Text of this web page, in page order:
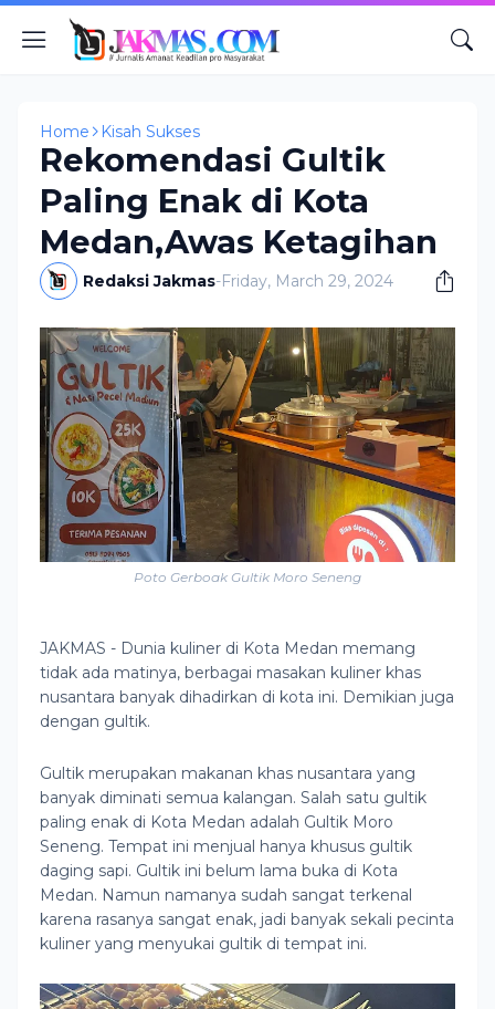
Home Kisah Sukses
Rekomendasi Gultik
Paling Enak di Kota
Medan,Awas Ketagihan
Redaksi Jakmas-Friday, March 29, 2024
Poto Gerboak Gultik Moro Seneng
JAKMAS - Dunia kuliner di Kota Medan memang
tidak ada matinya, berbagai masakan kuliner khas
nusantara banyak dihadirkan di kota ini. Demikian juga
dengan gultik.
Gultik merupakan makanan khas nusantara yang
banyak diminati semua kalangan. Salah satu gultik
paling enak di Kota Medan adalah Gultik Moro
Seneng. Tempat ini menjual hanya khusus gultik
daging sapi. Gultik ini belum lama buka di Kota
Medan. Namun namanya sudah sangat terkenal
karena rasanya sangat enak, jadi banyak sekali pecinta
kuliner yang menyukai gultik di tempat ini.